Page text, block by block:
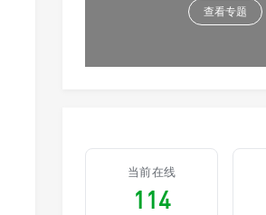
查看专题
当前在线
114